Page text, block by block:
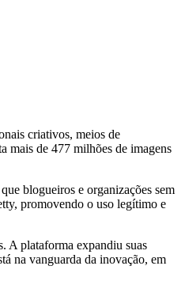
criativos, meios de
mais de 477 milhões de imagens
blogueiros e organizações sem
promovendo o uso legítimo e
A plataforma expandiu suas
na vanguarda da inovação, em